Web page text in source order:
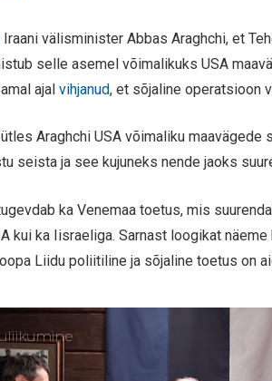
Iraani välisminister Abbas Araghchi, et
selle asemel võimalikuks USA
ajalvihjanud, et sõjaline operatsioon
ütles Araghchi USA võimaliku
seista ja see kujuneks nende jaoks
ka Venemaa toetus, mis
kui ka Iisraeliga. Sarnast loogikat
Liidu poliitiline ja sõjaline toetus on